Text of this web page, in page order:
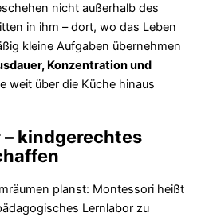
nicht außerhalb des
in ihm – dort, wo das Leben
kleine Aufgaben übernehmen
Konzentration und
weit über die Küche hinaus
kindgerechtes
planst: Montessori heißt
Lernlabor zu